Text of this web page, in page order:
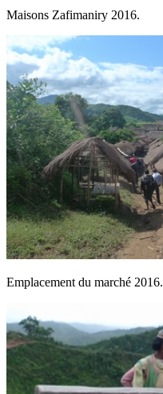
Maisons Zafimaniry 2016.
Emplacement du marché 2016.